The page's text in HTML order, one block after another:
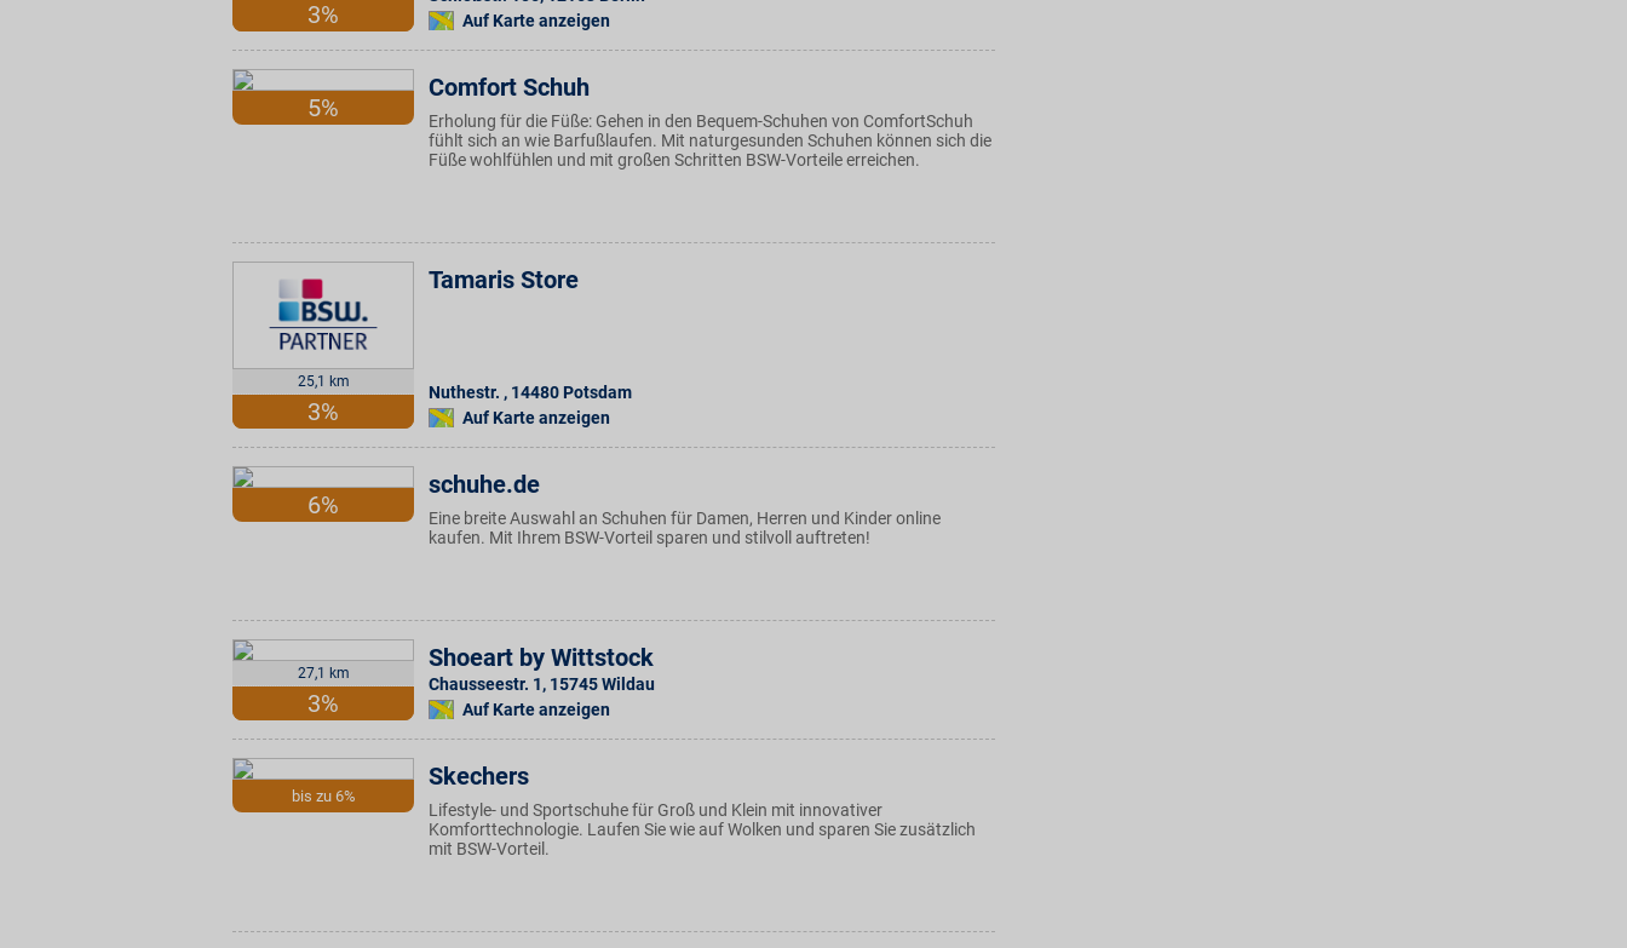
3%
Auf Karte anzeigen
5%
Comfort Schuh
Erholung für die Füße: Gehen in den Bequem-Schuhen von ComfortSchuh
fühlt sich an wie Barfußlaufen. Mit naturgesunden Schuhen können sich die
Füße wohlfühlen und mit großen Schritten BSW-Vorteile erreichen.
25,1 km
3%
Tamaris Store
Nuthestr. , 14480 Potsdam
Auf Karte anzeigen
6%
schuhe.de
Eine breite Auswahl an Schuhen für Damen, Herren und Kinder online
kaufen. Mit Ihrem BSW-Vorteil sparen und stilvoll auftreten!
27,1 km
3%
Shoeart by Wittstock
Chausseestr. 1, 15745Wildau
Auf Karte anzeigen
bis zu 6%
Skechers
Lifestyle- und Sportschuhe für Groß und Klein mit innovativer
Komforttechnologie. Laufen Sie wie auf Wolken und sparen Sie zusätzlich
mit BSW-Vorteil.